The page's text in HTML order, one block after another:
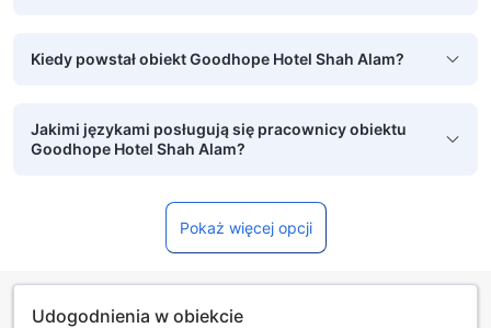
Kiedy powstał obiekt Goodhope Hotel Shah Alam?
Jakimi językami posługują się pracownicy obiektu
Goodhope Hotel Shah Alam?
Pokaż więcej opcji
Udogodnienia w obiekcie